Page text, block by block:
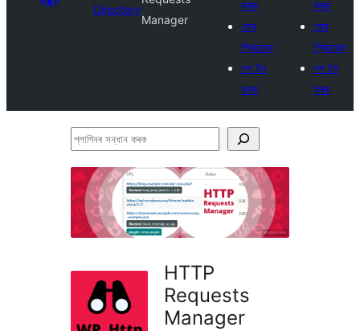
Directory
Manager
কৰক
মোৰ
প্ৰিয়বোৰ
লগ ইন
কৰক
কৰক
মোৰ
প্ৰিয়বোৰ
লগ ইন
কৰক
প্লাগিনৰ
কৰক
HTTP
Requests
Manager